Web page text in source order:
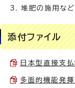
堆肥の施用など
添付ファイル
日本型直接支
多面的機能発